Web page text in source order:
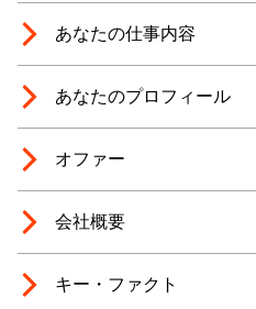
あなたの仕事内容
あなたのプロフィール
オファー
会社概要
キー・ファクト